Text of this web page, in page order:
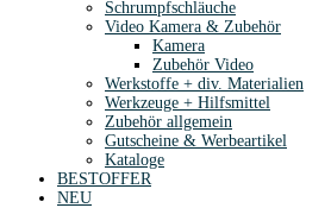
Schrumpfschläuche
Video Kamera & Zubehör
Kamera
Zubehör Video
Werkstoffe + div. Materialien
Werkzeuge + Hilfsmittel
Zubehör allgemein
Gutscheine & Werbeartikel
Kataloge
BESTOFFER
NEU